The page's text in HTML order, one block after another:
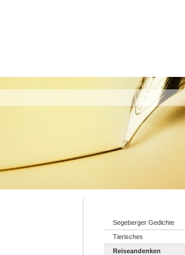
Segeberger Gedichte
Tierisches
Reiseandenken